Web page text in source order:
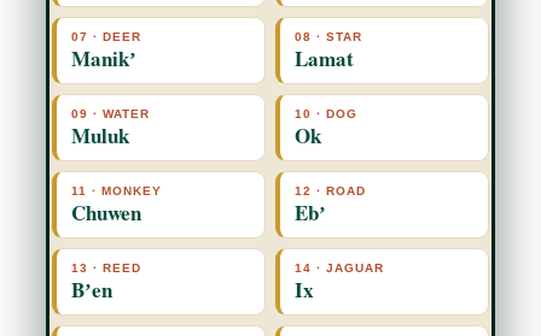
07 · DEER
Manikʼ
08 · STAR
Lamat
09 · WATER
Muluk
10 · DOG
Ok
11 · MONKEY
Chuwen
12 · ROAD
Ebʼ
13 · REED
Bʼen
14 · JAGUAR
Ix